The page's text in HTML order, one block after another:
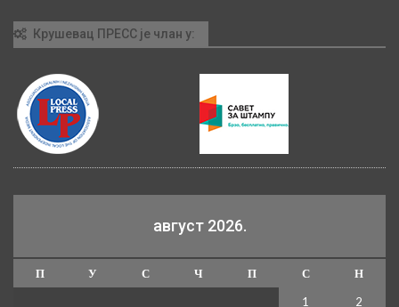
Крушевац ПРЕСС је члан у:
август 2026.
П У С Ч П С
Н
1
2